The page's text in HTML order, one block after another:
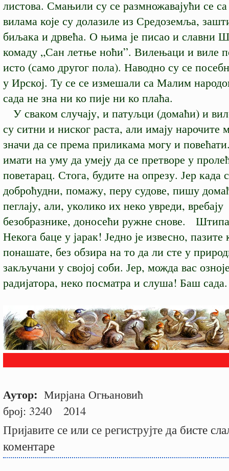
листова. Смањили су се размножавајући се
вилама које су долазиле из Средоземља,
биљака и дрвећа. О њима је писао и славни
комаду „Сан летње ноћи”. Вилењаци и виле
исто (само другог пола). Наводно су се
у Ирској. Ту се се измешали са Малим
сада не зна ни ко пије ни ко плаћа.
У сваком случају, и патуљци (домаћи) и
су ситни и ниског раста, али имају нарочите
значи да се према приликама могу и
имати на уму да умеју да се претворе у
поветарац. Стога, будите на опрезу. Јер када
доброћудни, помажу, перу судове, пишу
пеглају, али, уколико их неко увреди, вребају
безобразнике, доносећи ружне снове.
Некога баце у јарак! Једно је извесно, пазите
понашате, без обзира на то да ли сте у
закључани у својој соби. Јер, можда вас
радијатора, неко посматра и слуша! Баш сада.
Аутор: Мирјана Огњановић
број: 3240 2014
Пријавите сеили се региструјтеда бисте
коментаре